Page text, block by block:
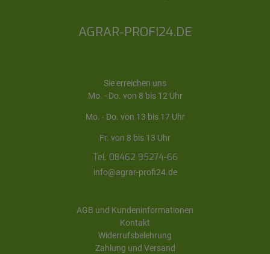
AGRAR-PROFI24.DE
Sie erreichen uns
Mo. - Do. von 8 bis 12 Uhr
Mo. - Do. von 13 bis 17 Uhr
Fr. von 8 bis 13 Uhr
Tel. 08462 95274-66
info@agrar-profi24.de
AGB und Kundeninformationen
Kontakt
Widerrufsbelehrung
Zahlung und Versand